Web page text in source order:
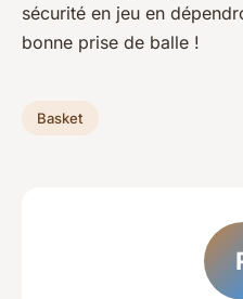
sécurité en jeu en
bonne prise de balle !
Basket